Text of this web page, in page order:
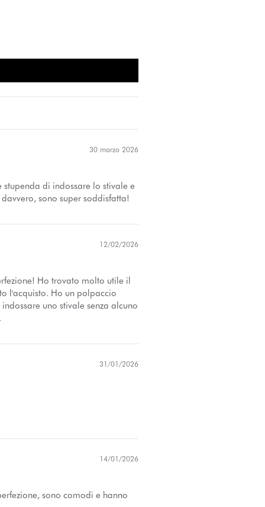
30 marzo 2026
di indossare lo stivale e
sono super soddisfatta!
12/02/2026
Ho trovato molto utile il
l'acquisto. Ho un polpaccio
uno stivale senza alcuno
31/01/2026
14/01/2026
sono comodi e hanno